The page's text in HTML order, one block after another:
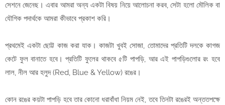
সেশনে জেনেছ। এবার আমরা অন্য একটা বিষয় নিয়ে আলোচনা করব, সেটা হলো মৌলিক বা
যৌগিক পদার্থকে আমরা কীভাবে প্রকাশ করি।
প্রথমেই একটা ছোট্ট কাজ করা যাক। কাজটা খুবই সোজা, তোমাদের প্রতিটি দলকে কাগজ
কেটে ফুল বানাতে হবে। প্রতিটি ফুলের থাকবে ৫টি পাপড়ি, আর এই পাপড়িগুলোর রং হবে
লাল, নীল আর হলুদ (Red, Blue & Yellow) রঙের।
কোন রঙের কয়টা পাপড়ি হবে তার কোনো ধরাবাঁধা নিয়ম নেই, তবে তিনটা রঙেরই অন্ততপক্ষে